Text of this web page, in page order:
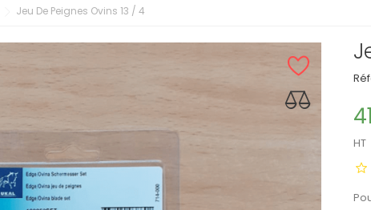
Jeu De Peignes Ovins 13 / 4
HT